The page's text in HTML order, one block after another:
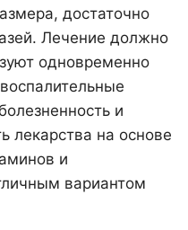
достаточно
Лечение должно
одновременно
и
лекарства на основе
и
вариантом